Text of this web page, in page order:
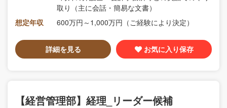
取り（主に会話・簡易な文書）
想定年収
600万円～1,000万円（ご経験により決定）
詳細を見る お気に入り保存
【経営管理部】経理_リーダー候補